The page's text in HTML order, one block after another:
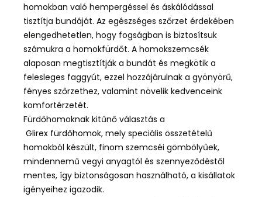
homokban való hempergéssel és áskálódással
tisztítja bundáját. Az egészséges szőrzet érdekében
elengedhetetlen, hogy fogságban is biztosítsuk
számukra a homokfürdőt. A homokszemcsék
alaposan megtisztítják a bundát és megkötik a
felesleges faggyút, ezzel hozzájárulnak a gyönyörű,
fényes szőrzethez, valamint növelik kedvenceink
komfortérzetét.
Fürdőhomoknak kitűnő választás a
Glirex fürdőhomok, mely speciális összetételű
homokból készült, finom szemcséi gömbölyűek,
mindennemű vegyi anyagtól és szennyeződéstől
mentes, így biztonságosan használható, a kisállatok
igényeihez igazodik.